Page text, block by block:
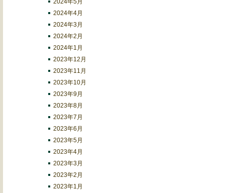
2024年4月
2024年3月
2024年2月
2024年1月
2023年12月
2023年11月
2023年10月
2023年9月
2023年8月
2023年7月
2023年6月
2023年5月
2023年4月
2023年3月
2023年2月
2023年1月